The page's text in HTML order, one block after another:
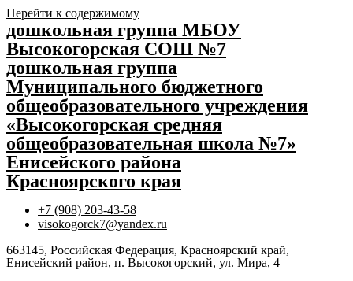
Перейти к содержимому
дошкольная группа МБОУ
Высокогорская СОШ №7
дошкольная группа
Муниципального бюджетного
общеобразовательного учреждения
«Высокогорская средняя
общеобразовательная школа №7»
Енисейского района
Красноярского края
+7 (908) 203-43-58
visokogorck7@yandex.ru
663145, Российская Федерация, Красноярский край,
Енисейский район, п. Высокогорский, ул. Мира, 4